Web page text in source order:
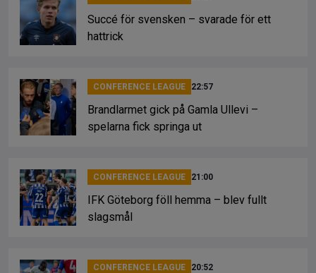
Succé för svensken – svarade för ett
hattrick
CONFERENCE LEAGUE 22:57
Brandlarmet gick på Gamla Ullevi –
spelarna fick springa ut
CONFERENCE LEAGUE 21:00
IFK Göteborg föll hemma – blev fullt
slagsmål
CONFERENCE LEAGUE 20:52